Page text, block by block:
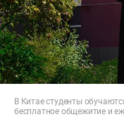
В Китае студенты
бесплатное общежитие и